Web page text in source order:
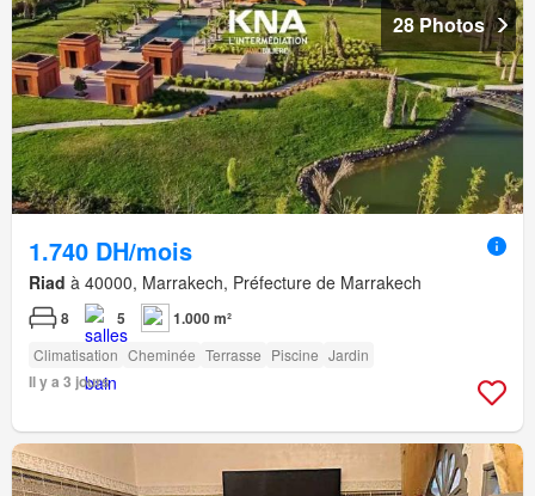
28 Photos
1.740 DH/mois
Riad à 40000, Marrakech, Préfecture de Marrakech
8 5 1.000 m²
Climatisation Cheminée Terrasse Piscine Jardin
Il y a 3 jours